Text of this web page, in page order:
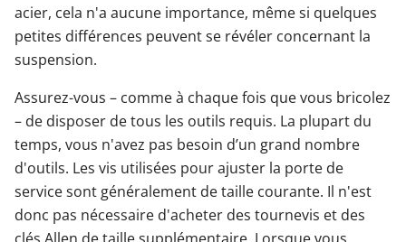
acier, cela n'a aucune importance, même si quelques
petites différences peuvent se révéler concernant la
suspension.
Assurez-vous – comme à chaque fois que vous bricolez
– de disposer de tous les outils requis. La plupart du
temps, vous n'avez pas besoin d’un grand nombre
d'outils. Les vis utilisées pour ajuster la porte de
service sont généralement de taille courante. Il n'est
donc pas nécessaire d'acheter des tournevis et des